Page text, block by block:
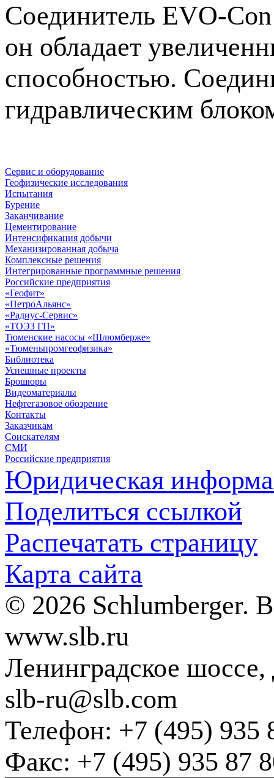
Соединитель EVO-Con
он обладает
способностью.
гидравлическим
Сервис и оборудование
Геофизические исследования
Испытания
Бурение
Заканчивание
Цементирование
Интенсификация добычи
Механизированная добыча
Комплексные решения
Интегрированные программные решения
Российские предприятия
«Геофит»
«ПетроАльянс»
«Радиус-Сервис»
«ТОЭЗ ГП»
Тюменские насосы «Шлюмберже»
«Тюменьпромгеофизика»
Библиотека
Успешные проекты
Брошюры
Видеоматериалы
Нефтегазовое обозрение
Контакты
Заказчикам
Соискателям
СМИ
Российские предприятия
Юридическая
Поделиться ссылкой
Распечатать страницу
Карта сайта
© 2026 Schlumberger.
www.slb.ru
Ленинградское
slb-ru@slb.com
Телефон: +7 (495) 935
Факс: +7 (495) 935 87